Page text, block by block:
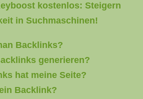
kostenlos: Steigern
in Suchmaschinen!
Backlinks?
generieren?
hat meine Seite?
Backlink?